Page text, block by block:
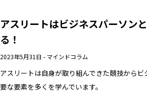
アスリートはビジネスパーソン
る！
2023年5月31日 - マインドコラム
アスリートは自身が取り組んできた競技から
要な要素を多くを学んでいます。